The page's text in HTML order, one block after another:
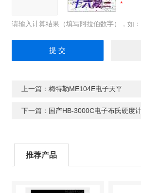
请输入计算结果（填写阿拉伯数字），如
上一篇： 梅特勒ME104E电子天平
下一篇： 国产HB-3000C电子布氏硬度
推荐产品